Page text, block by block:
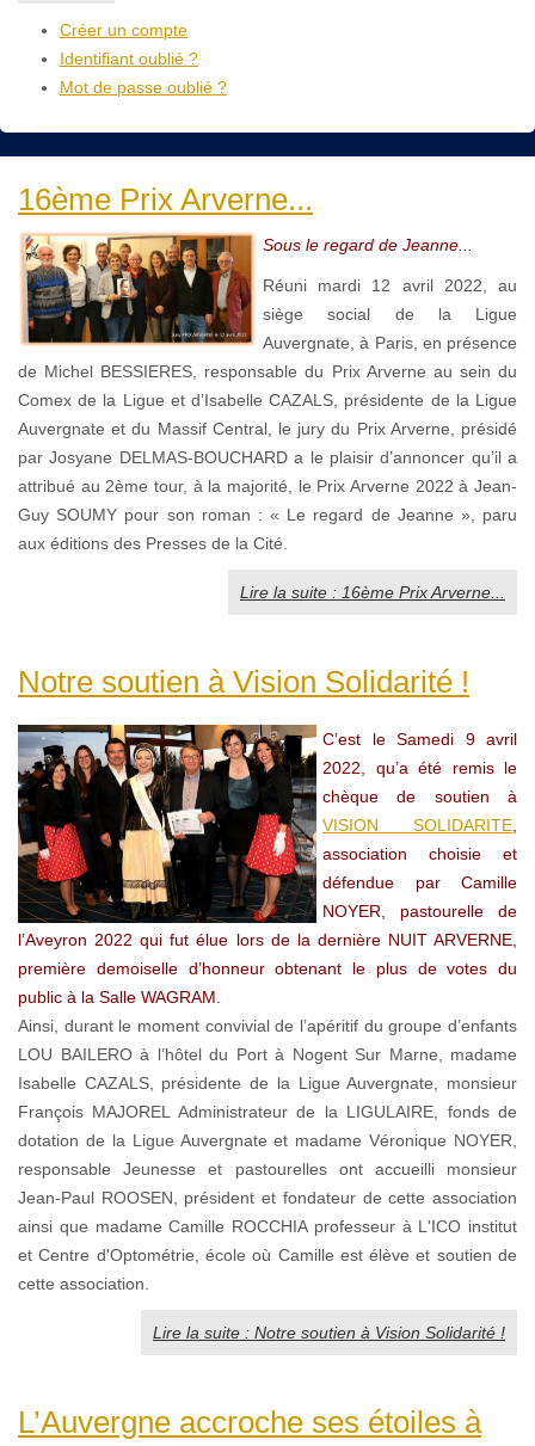
Créer un compte
Identifiant oublié ?
Mot de passe oublié ?
16ème Prix Arverne...
Sous le regard de Jeanne...
Réuni mardi 12 avril 2022, au
siège social de la Ligue
Auvergnate, à Paris, en présence
de Michel BESSIERES, responsable du Prix Arverne au sein du
Comex de la Ligue et d’Isabelle CAZALS, présidente de la Ligue
Auvergnate et du Massif Central, le jury du Prix Arverne, présidé
par Josyane DELMAS-BOUCHARD a le plaisir d’annoncer qu’il a
attribué au 2ème tour, à la majorité, le Prix Arverne 2022 à Jean-
Guy SOUMY pour son roman : « Le regard de Jeanne », paru
aux éditions des Presses de la Cité.
Lire la suite : 16ème Prix Arverne...
Notre soutien à Vision Solidarité !
C’est le Samedi 9 avril
2022, qu’a été remis le
chèque de soutien à
VISION SOLIDARITE
association choisie et
défendue par Camille
NOYER, pastourelle de
l’Aveyron 2022 qui fut élue lors de la dernière NUIT ARVERNE,
première demoiselle d’honneur obtenant le plus de votes du
public à la Salle WAGRAM.
Ainsi, durant le moment convivial de l’apéritif du groupe d’enfants
LOU BAILERO à l’hôtel du Port à Nogent Sur Marne, madame
Isabelle CAZALS, présidente de la Ligue Auvergnate, monsieur
François MAJOREL Administrateur de la LIGULAIRE, fonds de
dotation de la Ligue Auvergnate et madame Véronique NOYER,
responsable Jeunesse et pastourelles ont accueilli monsieur
Jean-Paul ROOSEN, président et fondateur de cette association
ainsi que madame Camille ROCCHIA professeur à L'ICO institut
et Centre d'Optométrie, école où Camille est élève et soutien de
cette association.
Lire la suite : Notre soutien à Vision Solidarité !
L’Auvergne accroche ses étoiles à